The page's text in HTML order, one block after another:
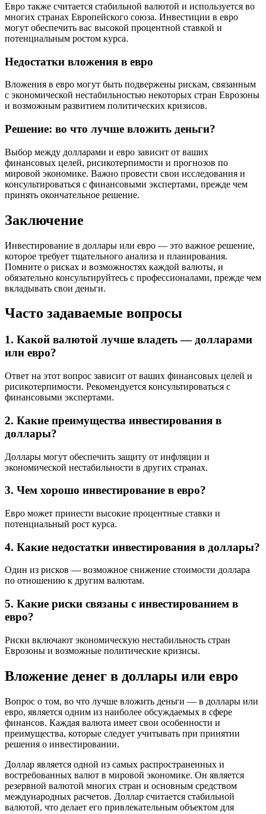
Евро также считается стабильной валютой и используется во
многих странах Европейского союза. Инвестиции в евро
могут обеспечить вас высокой процентной ставкой и
потенциальным ростом курса.
Недостатки вложения в евро
Вложения в евро могут быть подвержены рискам, связанным
с экономической нестабильностью некоторых стран Еврозоны
и возможным развитием политических кризисов.
Решение: во что лучше вложить деньги?
Выбор между долларами и евро зависит от ваших
финансовых целей, рисикотерпимости и прогнозов по
мировой экономике. Важно провести свои исследования и
консультироваться с финансовыми экспертами, прежде чем
принять окончательное решение.
Заключение
Инвестирование в доллары или евро — это важное решение,
которое требует тщательного анализа и планирования.
Помните о рисках и возможностях каждой валюты, и
обязательно консультируйтесь с профессионалами, прежде чем
вкладывать свои деньги.
Часто задаваемые вопросы
1. Какой валютой лучше владеть — долларами
или евро?
Ответ на этот вопрос зависит от ваших финансовых целей и
рисикотерпимости. Рекомендуется консультироваться с
финансовыми экспертами.
2. Какие преимущества инвестирования в
доллары?
Доллары могут обеспечить защиту от инфляции и
экономической нестабильности в других странах.
3. Чем хорошо инвестирование в евро?
Евро может принести высокие процентные ставки и
потенциальный рост курса.
4. Какие недостатки инвестирования в доллары?
Один из рисков — возможное снижение стоимости доллара
по отношению к другим валютам.
5. Какие риски связаны с инвестированием в
евро?
Риски включают экономическую нестабильность стран
Еврозоны и возможные политические кризисы.
Вложение денег в доллары или евро
Вопрос о том, во что лучше вложить деньги — в доллары или
евро, является одним из наиболее обсуждаемых в сфере
финансов. Каждая валюта имеет свои особенности и
преимущества, которые следует учитывать при принятии
решения о инвестировании.
Доллар является одной из самых распространенных и
востребованных валют в мировой экономике. Он является
резервной валютой многих стран и основным средством
международных расчетов. Доллар считается стабильной
валютой, что делает его привлекательным объектом для